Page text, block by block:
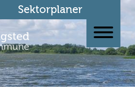
Sektorplaner